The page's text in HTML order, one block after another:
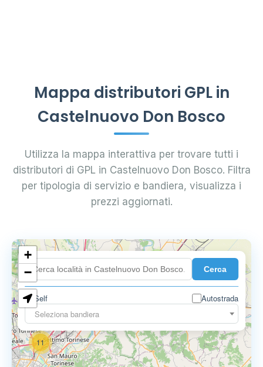
Mappa distributori GPL in
Castelnuovo Don Bosco
Utilizza la mappa interattiva per trovare tutti i
distributori di GPL in Castelnuovo Don Bosco. Filtra
per tipologia di servizio e bandiera, visualizza i
prezzi aggiornati.
Cerca
Self
Autostrada
Seleziona bandiera
8
11
+
−